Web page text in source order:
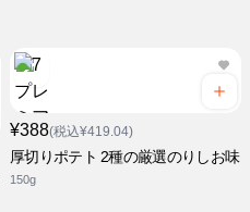
¥388(税込¥419.04)
厚切りポテト 2種の厳選のりしお味
150g